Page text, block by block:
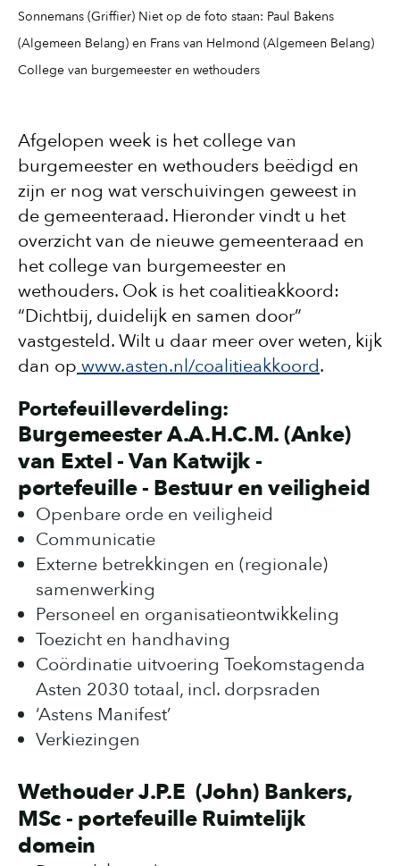
Sonnemans (Griffier) Niet op de foto staan: Paul Bakens
(Algemeen Belang) en Frans van Helmond (Algemeen Belang)
College van burgemeester en wethouders
Afgelopen week is het college van
burgemeester en wethouders beëdigd en
zijn er nog wat verschuivingen geweest in
de gemeenteraad. Hieronder vindt u het
overzicht van de nieuwe gemeenteraad en
het college van burgemeester en
wethouders. Ook is het coalitieakkoord:
“Dichtbij, duidelijk en samen door”
vastgesteld. Wilt u daar meer over weten, kijk
dan op www.asten.nl/coalitieakkoord.
Portefeuilleverdeling:
Burgemeester A.A.H.C.M. (Anke)
van Extel - Van Katwijk -
portefeuille - Bestuur en veiligheid
Openbare orde en veiligheid
Communicatie
Externe betrekkingen en (regionale)
samenwerking
Personeel en organisatieontwikkeling
Toezicht en handhaving
Coördinatie uitvoering Toekomstagenda
Asten 2030 totaal, incl. dorpsraden
‘Astens Manifest’
Verkiezingen
Wethouder J.P.E (John) Bankers,
MSc - portefeuille Ruimtelijk
domein